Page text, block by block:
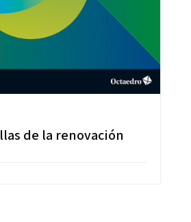
de la renovación